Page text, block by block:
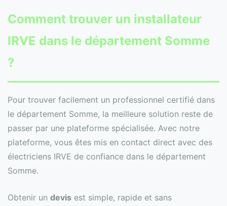
Comment trouver un installateur
IRVE dans le département Somme
?
Pour trouver facilement un professionnel certifié dans
le département Somme, la meilleure solution reste de
passer par une plateforme spécialisée. Avec notre
plateforme, vous êtes mis en contact direct avec des
électriciens IRVE de confiance dans le département
Somme.
Obtenir un devis est simple, rapide et sans